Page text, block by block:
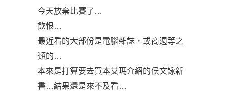
今天放棄比賽了…
飲恨…
最近看的大部份是電腦雜誌，或商週等之
類的…
本來是打算要去買本艾瑪介紹的侯文詠新
書…結果還是來不及看…